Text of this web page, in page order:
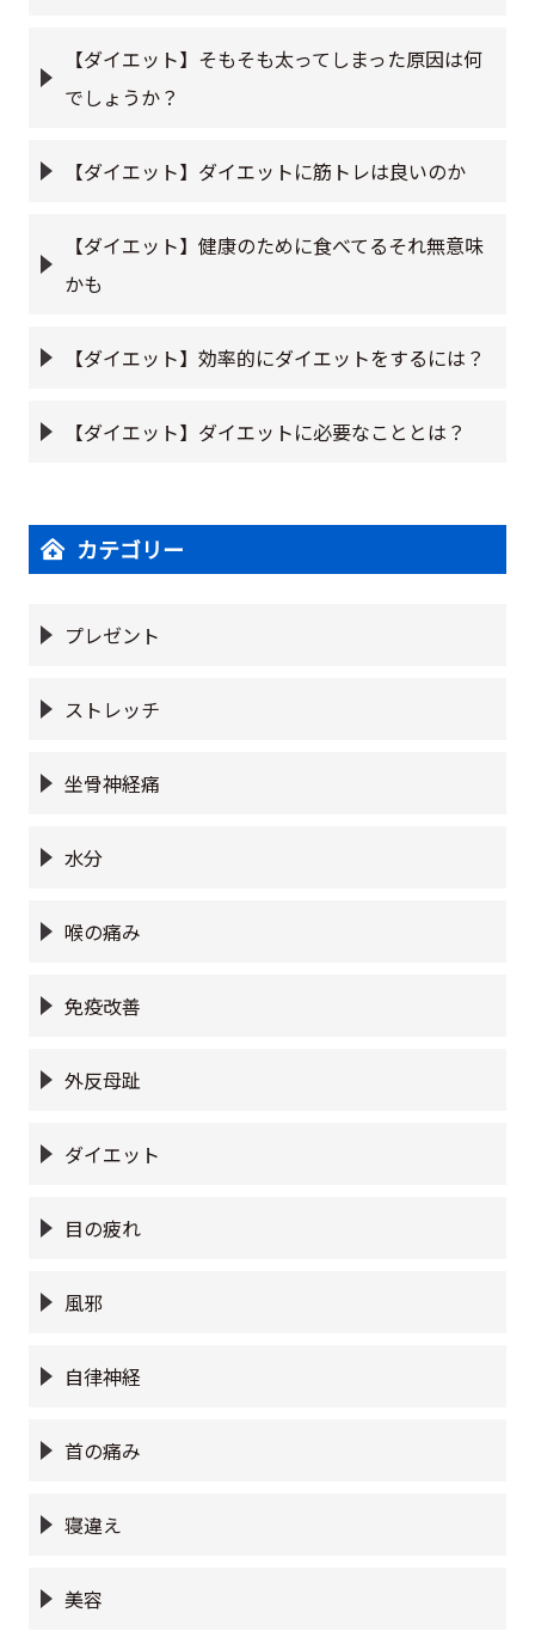
【ダイエット】そもそも太ってしまった原因は何
でしょうか？
【ダイエット】ダイエットに筋トレは良いのか
【ダイエット】健康のために食べてるそれ無意味
かも
【ダイエット】効率的にダイエットをするには？
【ダイエット】ダイエットに必要なこととは？
カテゴリー
プレゼント
ストレッチ
坐骨神経痛
水分
喉の痛み
免疫改善
外反母趾
ダイエット
目の疲れ
風邪
自律神経
首の痛み
寝違え
美容